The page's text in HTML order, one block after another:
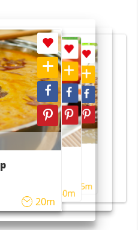
20m
40m
55m